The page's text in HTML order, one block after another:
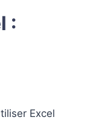
:
Excel